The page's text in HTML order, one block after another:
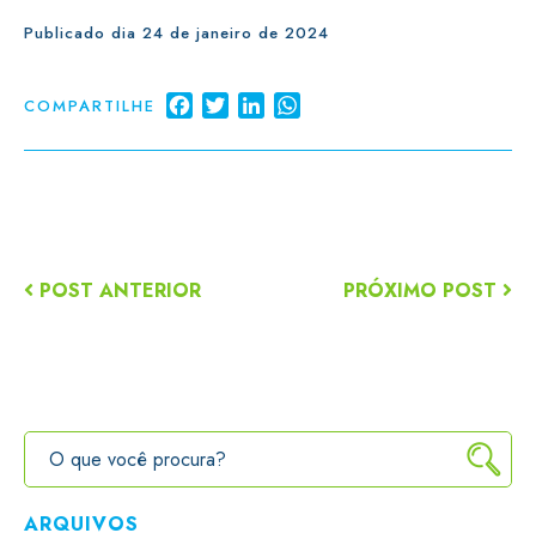
Publicado dia 24 de janeiro de 2024
COMPARTILHE FacebookTwitterLinkedIn
POST ANTERIOR PRÓXIMO POST
ARQUIVOS